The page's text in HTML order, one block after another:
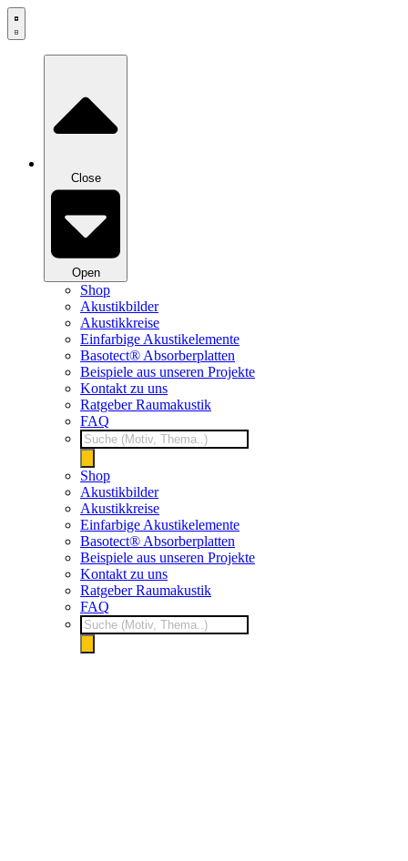
Zum
Inhalt
Close
Open
Shop
Akustikbilder
Akustikkreise
Einfarbige Akustikelemente
Basotect® Absorberplatten
Beispiele aus unseren Projekte
Kontakt zu uns
Ratgeber Raumakustik
FAQ
Products
search
Shop
Akustikbilder
Akustikkreise
Einfarbige Akustikelemente
Basotect® Absorberplatten
Beispiele aus unseren Projekte
Kontakt zu uns
Ratgeber Raumakustik
FAQ
Products
search